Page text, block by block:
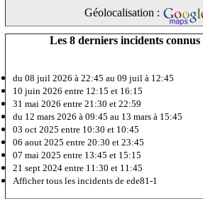
Géolocalisation :
Les 8 derniers incidents
du 08 juil 2026 à 22:45 au 09 juil à 12:45
10 juin 2026 entre 12:15 et 16:15
31 mai 2026 entre 21:30 et 22:59
du 12 mars 2026 à 09:45 au 13 mars à 15:45
03 oct 2025 entre 10:30 et 10:45
06 aout 2025 entre 20:30 et 23:45
07 mai 2025 entre 13:45 et 15:15
21 sept 2024 entre 11:30 et 11:45
Afficher tous les incidents de ede81-1